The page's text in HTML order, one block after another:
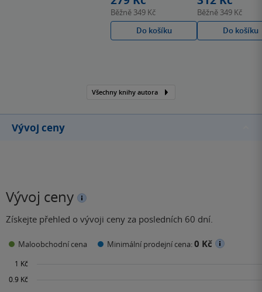
Běžně 349 Kč
Do košíku
Běžně 349 Kč
Do košíku
Všechny knihy autora
Vývoj ceny
Vývoj ceny
Získejte přehled o vývoji ceny za posledních 60 dní.
Maloobchodní cena Minimální prodejní cena:0 Kč